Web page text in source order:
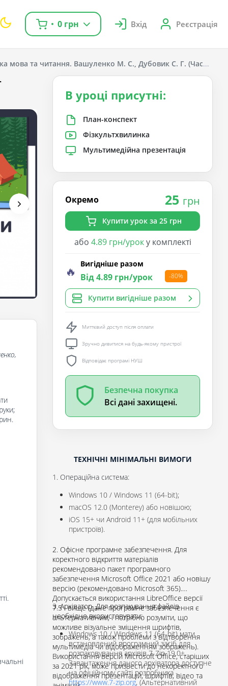
0 грн Вхід Реєстрація
мова та читання. Вашуленко М. С., Дубовик С. Г. (Частина
В уроці присутні:
План-конспект
Фізкультхвилинка
Мультимедійна презентація
Окремо 25 грн
Купити урок за 25 грн
або 4.89 грн/уроку комплекті
🔥 Вигідніше разом
Від 4.89 грн/урок -80%
Купити вигідніше разом
Миттєвий доступ після оплати
Зручно дивитися на будь-якому пристрої
Відповідає програмі НУШ
Безпечна покупка
Всі дані захищені.
ТЕХНІЧНІ МІНІМАЛЬНІ ВИМОГИ
1. Операційна система:
Windows 10 / Windows 11 (64-bit);
macOS 12.0 (Monterey) або новішою;
iOS 15+ чи Android 11+ (для мобільних
пристроїв).
2. Офісне програмне забезпечення. Для
коректного відкриття матеріалів
рекомендовано пакет програмного
забезпечення Microsoft Office 2021 або новішу
версію (рекомендовано Microsoft 365).
Допускається використання LibreOffice версії
7.5 і вище (дане програмне забезпечення є
альтернативним, і потрібно розуміти, що
можливе візуальне зміщення шрифтів,
зображень, а також проблеми з відтворення
мультимедіа чи відображенням зображень).
Використання версій Microsoft Office, старіших
за 2021 рік, може призвести до некоректного
відображення презентацій, шрифтів, відео та
3. Архіватор. Для розпакування файлів
необхідно вкористовувати:
Windows 10 / Windows 11 (64-bit) мати
встановлений програмний засіб для
розпаковування архівів 7-Zip 19.0+.
Завантаження даного архіватора доступне
на офіційному сайті розробника -
https://www.7-zip.org, (Альтернативний